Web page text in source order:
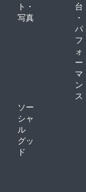
ト・
写真
台
・
パ
フ
ォ
ー
マ
ン
ス
ソー
シャ
ル
グッ
ド